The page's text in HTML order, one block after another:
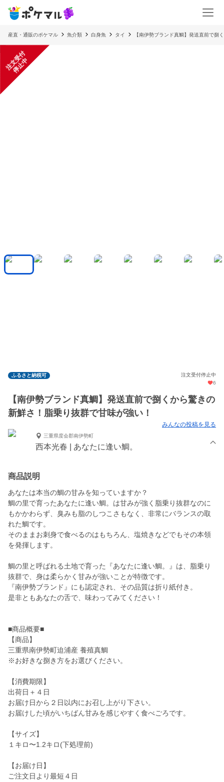
産直・通販のポケマル 魚介類 白身魚 タイ 【南伊勢ブランド真鯛】発送直前で捌
注
文
受
付
停
止
中
ふるさと納税可
注文受付停止中
6
【南伊勢ブランド真鯛】発送直前で捌くから驚きの
新鮮さ！脂乗り抜群で甘味が強い！
みんなの投稿を見る
三重県度会郡南伊勢町
西本光春 | あなたに逢い鯛。
商品説明
あなたは本当の鯛の甘みを知っていますか？
鯛の里で育ったあなたに逢い鯛。は甘みが強く脂乗り抜群なのに
もかかわらず、臭みも脂のしつこさもなく、非常にバランスの取
れた鯛です。
そのままお刺身で食べるのはもちろん、塩焼きなどでもその本領
を発揮します。
鯛の里と呼ばれる土地で育った『あなたに逢い鯛。』は、脂乗り
抜群で、身は柔らかく甘みが強いことが特徴です。
『南伊勢ブランド』にも認定され、その品質は折り紙付き。
是非ともあなたの舌で、味わってみてください！
■商品概要■
【商品】
三重県南伊勢町迫浦産 養殖真鯛
※お好きな捌き方をお選びください。
【消費期限】
出荷日＋４日
お届け日から２日以内にお召し上がり下さい。
お届けした頃がいちばん甘みを感じやすく食べごろです。
【サイズ】
１キロ〜1.2キロ(下処理前)
【お届け日】
ご注文日より最短４日